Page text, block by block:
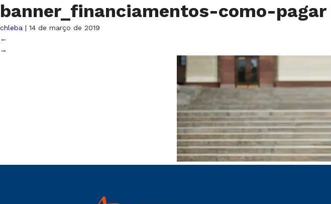
banner_financiamentos-como-pagar
chleba | 14 de março de 2019
←
→